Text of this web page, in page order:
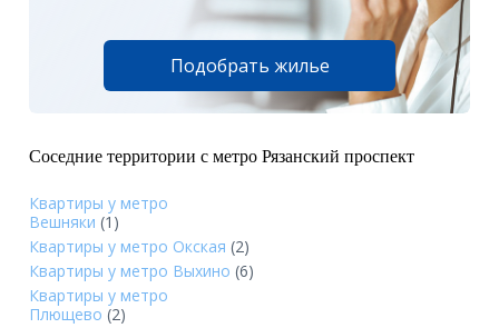
Подобрать жилье
Соседние территории с метро Рязанский проспект
Квартиры у метро
Вешняки (1)
Квартиры у метро Окская (2)
Квартиры у метро Выхино (6)
Квартиры у метро
Плющево (2)